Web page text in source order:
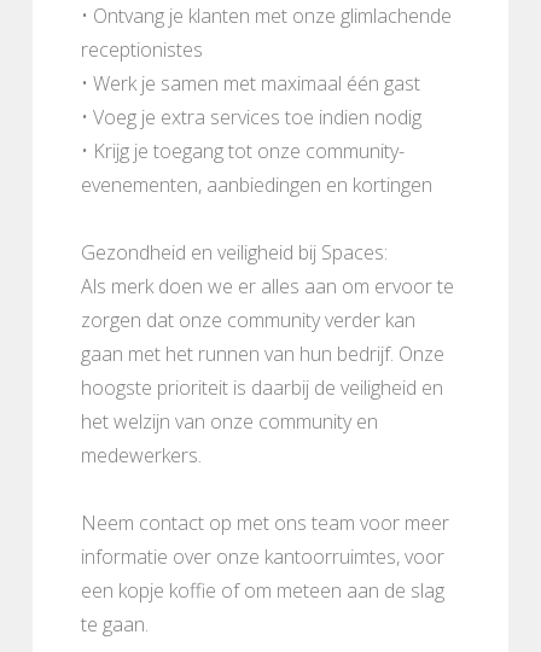
• Ontvang je klanten met onze glimlachende
receptionistes
• Werk je samen met maximaal één gast
• Voeg je extra services toe indien nodig
• Krijg je toegang tot onze community-
evenementen, aanbiedingen en kortingen
Gezondheid en veiligheid bij Spaces:
Als merk doen we er alles aan om ervoor te
zorgen dat onze community verder kan
gaan met het runnen van hun bedrijf. Onze
hoogste prioriteit is daarbij de veiligheid en
het welzijn van onze community en
medewerkers.
Neem contact op met ons team voor meer
informatie over onze kantoorruimtes, voor
een kopje koffie of om meteen aan de slag
te gaan.